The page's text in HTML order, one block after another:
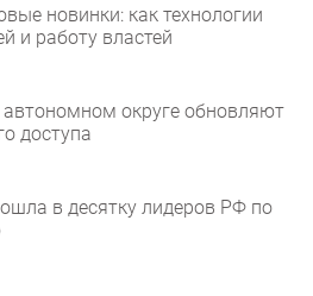
новинки: как технологии
и работу властей
округе обновляют
доступа
в десятку лидеров РФ по